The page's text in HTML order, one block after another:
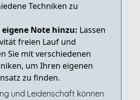
Techniken zu
eigene Note hinzu: Lassen
freien Lauf und
Sie mit verschiedenen
um Ihren eigenen
zu finden.
und Leidenschaft können